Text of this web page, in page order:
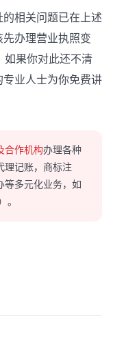
相关问题已在上述
办理营业执照变
如果你对此还不清
业人士为你免费讲
合作机构办理各种
理记账，商标注
等多元化业务，如
。